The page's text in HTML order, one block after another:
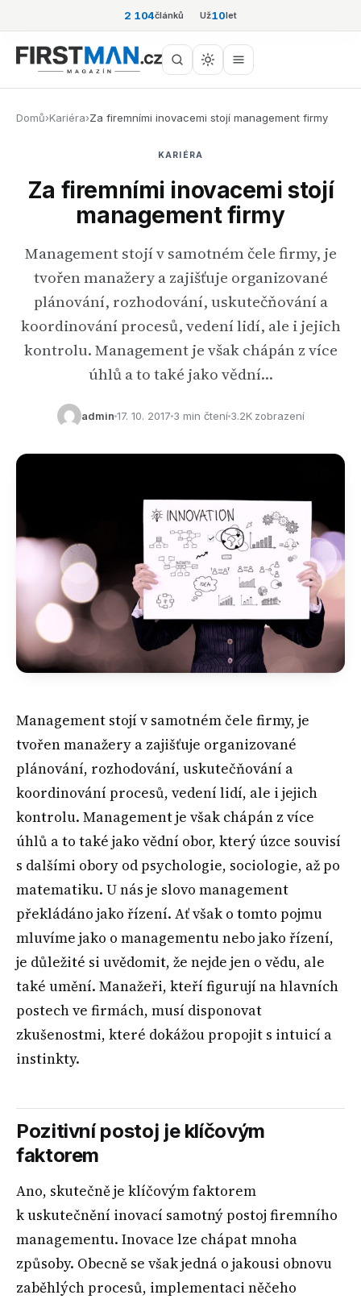
2 104článků Už10let
Domů›Kariéra›Za firemními inovacemi stojí management firmy
KARIÉRA
Za firemními inovacemi stojí
management firmy
Management stojí v samotném čele firmy, je
tvořen manažery a zajišťuje organizované
plánování, rozhodování, uskutečňování a
koordinování procesů, vedení lidí, ale i jejich
kontrolu. Management je však chápán z více
úhlů a to také jako vědní…
admin 17. 10. 2017 3 min čtení3.2K zobrazení
Management stojí v samotném čele firmy, je
tvořen manažery a zajišťuje organizované
plánování, rozhodování, uskutečňování a
koordinování procesů, vedení lidí, ale i jejich
kontrolu. Management je však chápán z více
úhlů a to také jako vědní obor, který úzce souvisí
s dalšími obory od psychologie, sociologie, až po
matematiku. U nás je slovo management
překládáno jako řízení. Ať však o tomto pojmu
mluvíme jako o managementu nebo jako řízení,
je důležité si uvědomit, že nejde jen o vědu, ale
také umění. Manažeři, kteří figurují na hlavních
postech ve firmách, musí disponovat
zkušenostmi, které dokážou propojit s intuicí a
instinkty.
Pozitivní postoj je klíčovým
faktorem
Ano, skutečně je klíčovým faktorem
k uskutečnění inovací samotný postoj firemního
managementu. Inovace lze chápat mnoha
způsoby. Obecně se však jedná o jakousi obnovu
zaběhlých procesů, implementaci něčeho